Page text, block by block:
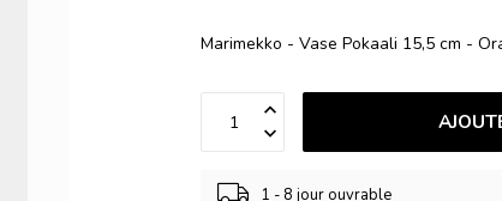
Marimekko - Vase Pokaali 15,5 cm -
1 - 8 jour ouvrable